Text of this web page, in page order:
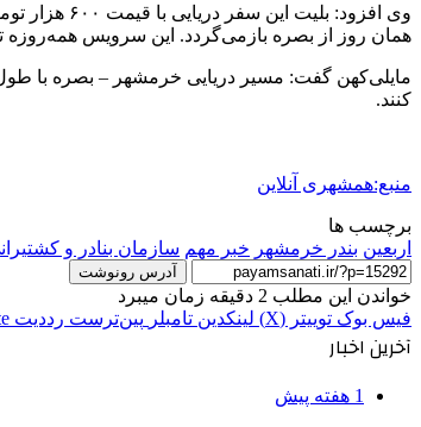
همان روز از بصره بازمی‌گردد. این سرویس همه‌روزه تا
کنند.
منبع:همشهری آنلاین
برچسب ها
اربعين بندر خرمشهر خبر مهم سازمان بنادر و
آدرس رونوشت
خواندن این مطلب 2 دقیقه زمان میبرد
فیس بوک توییتر (X) لینکدین ‫تامبلر ‫پین‌ترست ‫رددیت
آخرین اخبار
1 هفته پیش